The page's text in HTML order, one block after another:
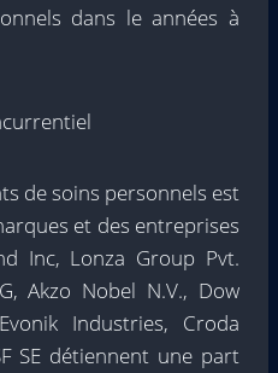
dans le années à
de soins personnels est
et des entreprises
Inc, Lonza Group Pvt.
Akzo Nobel N.V., Dow
Industries, Croda
SE détiennent une part